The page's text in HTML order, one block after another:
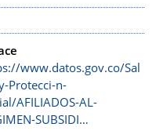
www.datos.gov.co/Sal
Protecci-n-
AFILIADOS-AL-
SUBSIDI…